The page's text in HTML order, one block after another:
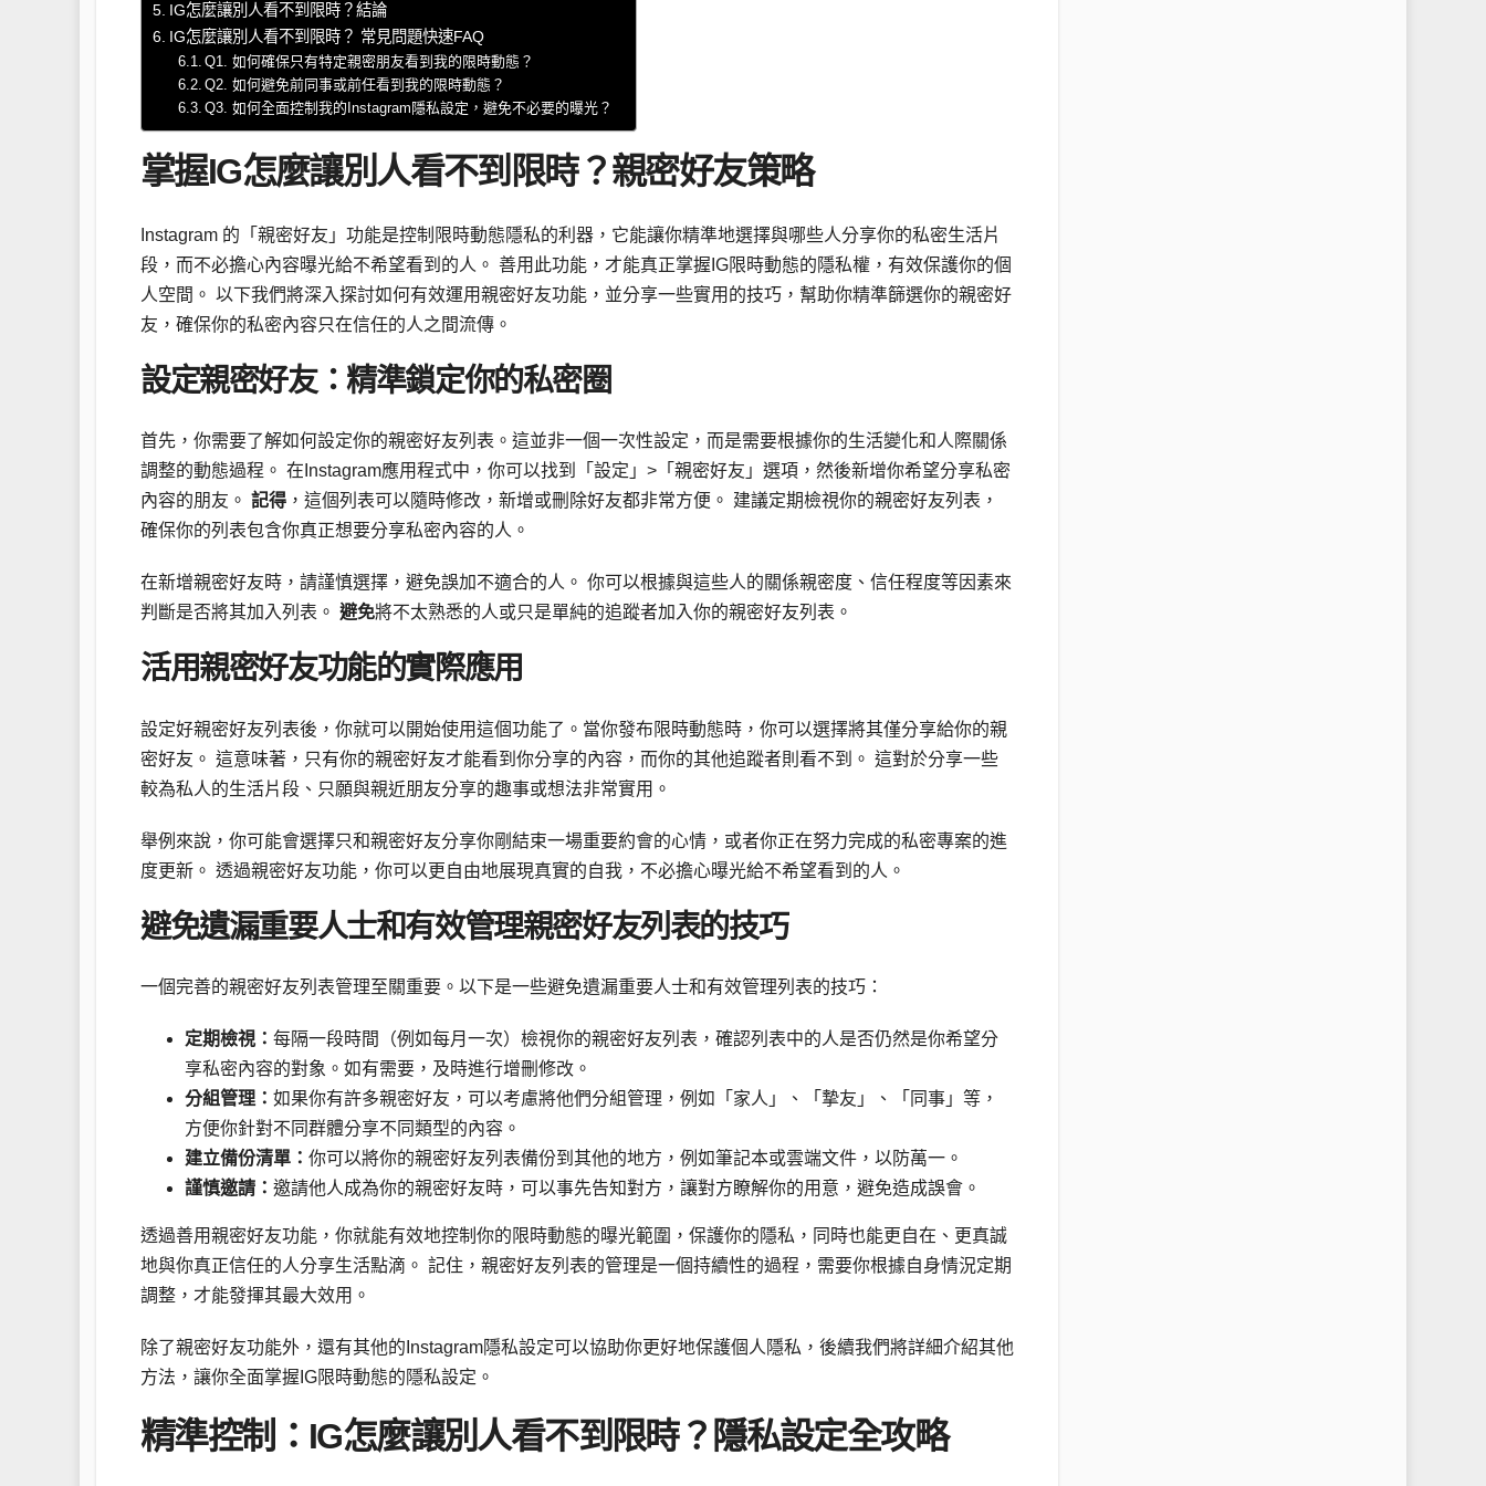
IG怎麼讓別人看不到限時？結論
IG怎麼讓別人看不到限時？ 常見問題快速FAQ
Q1. 如何確保只有特定親密朋友看到我的限時動態？
Q2. 如何避免前同事或前任看到我的限時動態？
Q3. 如何全面控制我的Instagram隱私設定，避免不必要的曝光？
掌握IG怎麼讓別人看不到限時？親密好友策略
Instagram 的「親密好友」功能是控制限時動態隱私的利器，它能讓你精準地選擇與哪些人分享你的私密生活片
段，而不必擔心內容曝光給不希望看到的人。 善用此功能，才能真正掌握IG限時動態的隱私權，有效保護你的個
人空間。 以下我們將深入探討如何有效運用親密好友功能，並分享一些實用的技巧，幫助你精準篩選你的親密好
友，確保你的私密內容只在信任的人之間流傳。
設定親密好友：精準鎖定你的私密圈
首先，你需要了解如何設定你的親密好友列表。這並非一個一次性設定，而是需要根據你的生活變化和人際關係
調整的動態過程。 在Instagram應用程式中，你可以找到「設定」>「親密好友」選項，然後新增你希望分享私密
內容的朋友。 記得 ，這個列表可以隨時修改，新增或刪除好友都非常方便。 建議定期檢視你的親密好友列表，
確保你的列表包含你真正想要分享私密內容的人。
在新增親密好友時，請謹慎選擇，避免誤加不適合的人。 你可以根據與這些人的關係親密度、信任程度等因素來
判斷是否將其加入列表。 避免將不太熟悉的人或只是單純的追蹤者加入你的親密好友列表。
活用親密好友功能的實際應用
設定好親密好友列表後，你就可以開始使用這個功能了。當你發布限時動態時，你可以選擇將其僅分享給你的親
密好友。 這意味著，只有你的親密好友才能看到你分享的內容，而你的其他追蹤者則看不到。 這對於分享一些
較為私人的生活片段、只願與親近朋友分享的趣事或想法非常實用。
舉例來說，你可能會選擇只和親密好友分享你剛結束一場重要約會的心情，或者你正在努力完成的私密專案的進
度更新。 透過親密好友功能，你可以更自由地展現真實的自我，不必擔心曝光給不希望看到的人。
避免遺漏重要人士和有效管理親密好友列表的技巧
一個完善的親密好友列表管理至關重要。以下是一些避免遺漏重要人士和有效管理列表的技巧：
定期檢視： 每隔一段時間（例如每月一次）檢視你的親密好友列表，確認列表中的人是否仍然是你希望分
享私密內容的對象。如有需要，及時進行增刪修改。
分組管理： 如果你有許多親密好友，可以考慮將他們分組管理，例如「家人」、「摯友」、「同事」等，
方便你針對不同群體分享不同類型的內容。
建立備份清單： 你可以將你的親密好友列表備份到其他的地方，例如筆記本或雲端文件，以防萬一。
謹慎邀請： 邀請他人成為你的親密好友時，可以事先告知對方，讓對方瞭解你的用意，避免造成誤會。
透過善用親密好友功能，你就能有效地控制你的限時動態的曝光範圍，保護你的隱私，同時也能更自在、更真誠
地與你真正信任的人分享生活點滴。 記住，親密好友列表的管理是一個持續性的過程，需要你根據自身情況定期
調整，才能發揮其最大效用。
除了親密好友功能外，還有其他的Instagram隱私設定可以協助你更好地保護個人隱私，後續我們將詳細介紹其他
方法，讓你全面掌握IG限時動態的隱私設定。
精準控制：IG怎麼讓別人看不到限時？隱私設定全攻略